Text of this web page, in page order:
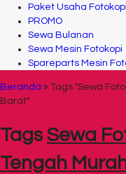
Paket Usaha Fotokopi
PROMO
Sewa Bulanan
Sewa Mesin Fotokopi
Spareparts Mesin
Beranda » Tags "Sewa
Barat"
TagsSewa
Tengah